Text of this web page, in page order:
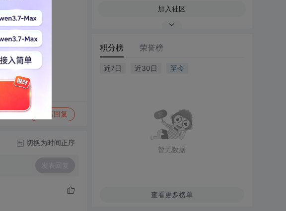
写回复
切换为时间正序
发表回复
加入社区
积分榜 荣誉榜
近7日 近30日 至今
暂无数据
查看更多榜单